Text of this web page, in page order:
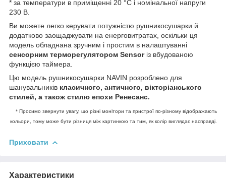
* за температури в приміщенні 20 °С і номінальної напруги
230 В.
Ви можете легко керувати потужністю рушникосушарки й
додатково заощаджувати на енерговитратах, оскільки ця
модель обладнана зручним і простим в налаштуванні
сенсорним терморегулятором Sensorіз вбудованою
функцією таймера.
Цю модель рушникосушарки NAVIN розроблено для
шанувальників класичного, античного, вікторіанського
стилей, а також стилю епохи Ренесанс.
* Просимо звернути увагу, що різні монітори та пристрої по-різному відображають
кольори, тому може бути різниця між картинкою та тим, як колір виглядає насправді.
Приховати
Характеристики